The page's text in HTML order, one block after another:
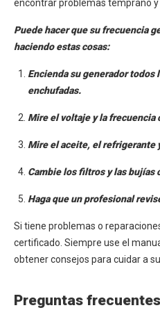
encontrar problemas temprano
Puede hacer que su frecuencia
haciendo estas cosas:
Encienda su generador todos
enchufadas.
Mire el voltaje y la frecuencia
Mire el aceite, el refrigerante
Cambie los filtros y las bujías
Haga que un profesional
Si tiene problemas o
certificado. Siempre use el
obtener consejos para cuidar a
Preguntas frecuentes